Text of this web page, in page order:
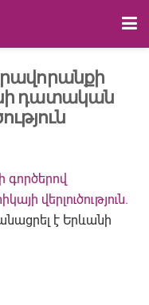
դատական
վերլուծություն.
է Երևանի